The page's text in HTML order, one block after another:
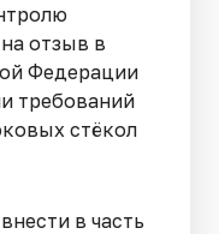
отзыв в
Федерации
требований
стёкол
в часть